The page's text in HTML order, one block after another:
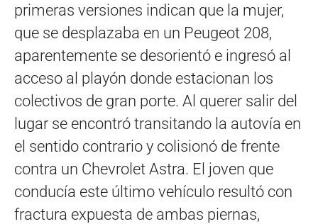
primeras versiones indican que la mujer,
que se desplazaba en un Peugeot 208,
aparentemente se desorientó e ingresó al
acceso al playón donde estacionan los
colectivos de gran porte. Al querer salir del
lugar se encontró transitando la autovía en
el sentido contrario y colisionó de frente
contra un Chevrolet Astra. El joven que
conducía este último vehículo resultó con
fractura expuesta de ambas piernas,